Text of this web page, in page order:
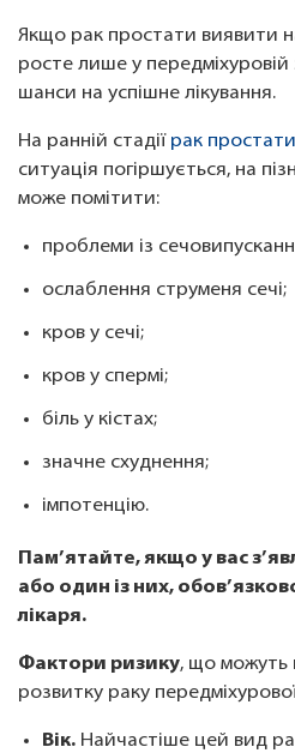
Якщо рак простати виявити
росте лише у передміхуровій
шанси на успішне лікування.
На ранній стадії рак
ситуація погіршується, на
може помітити:
проблеми із
ослаблення струменя сечі;
кров у сечі;
кров у спермі;
біль у кістах;
значне схуднення;
імпотенцію.
Пам’ятайте, якщо у вас
або один із них,
лікаря.
Фактори ризику, що можуть
розвитку раку
Вік. Найчастіше цей вид